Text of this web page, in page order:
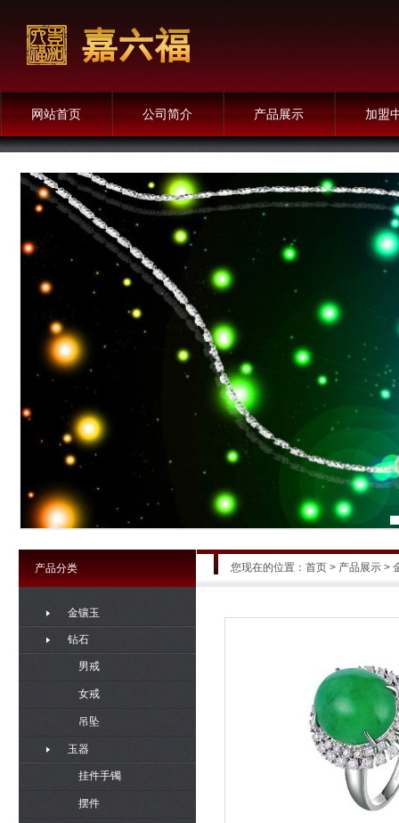
网站首页 公司简介 产品展示 加盟
您现在的位置： 首页 > 产品展示 >
产品分类
金镶玉
钻石
男戒
女戒
吊坠
玉器
挂件手镯
摆件